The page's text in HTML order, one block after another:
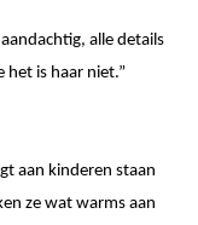
alle details
het is haar niet.”
aan kinderen staan
ze wat warms aan